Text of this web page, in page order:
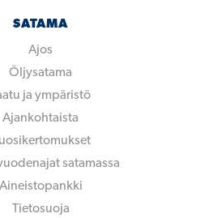
SATAMA
Ajos
Öljysatama
ja ympäristö
Ajankohtaista
satamassa
Aineistopankki
Tietosuoja